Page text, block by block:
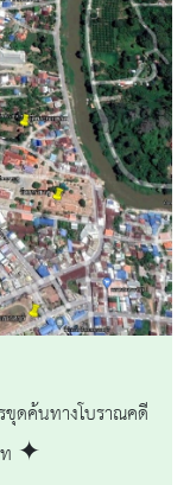
ดค้นทางโบราณคดี
ท ✦